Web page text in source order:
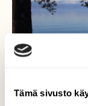
Tämä sivusto